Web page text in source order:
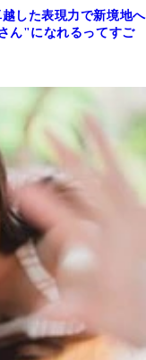
した表現力で新境地へ
ん"になれるってすご